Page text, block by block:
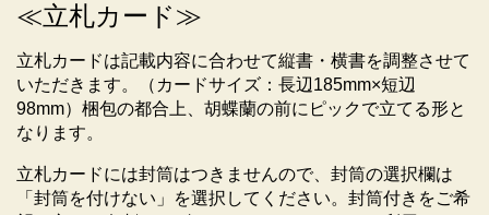
≪立札カード≫
立札カードは記載内容に合わせて縦書・横書を調整させて
いただきます。（カードサイズ：長辺185mm×短辺
98mm）梱包の都合上、胡蝶蘭の前にピックで立てる形と
なります。
立札カードには封筒はつきませんので、封筒の選択欄は
「封筒を付けない」を選択してください。封筒付きをご希